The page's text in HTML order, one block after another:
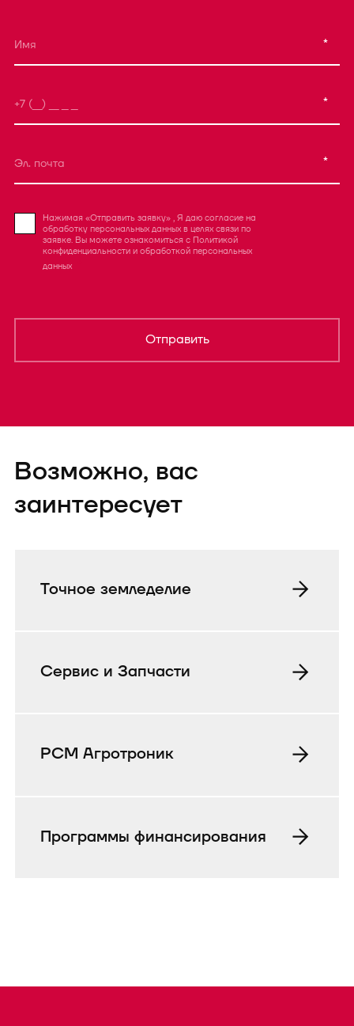
*
*
*
Нажимая «Отправить заявку» , Я даю согласие на
обработку персональных данных в целях связи по
заявке. Вы можете ознакомиться с Политикой
конфиденциальности и обработкой персональных
данных
Отправить
отправленаTEST
Возможно, вас
заинтересует
Точное земледелие
Сервис и Запчасти
РСМ Агротроник
Программы финансирования